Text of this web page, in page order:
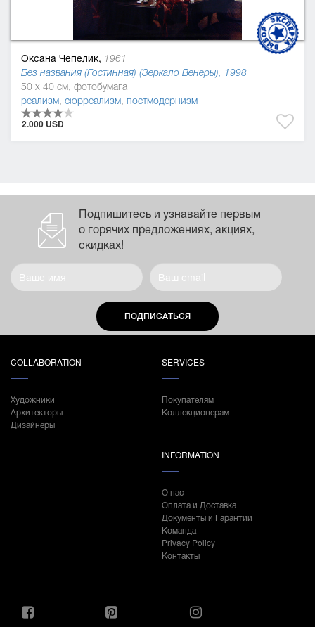
Оксана Чепелик, 1961
Без названия (Гостинная) (Зеркало Венеры), 1998
50 x 40 см, фотобумага
реализм, сюрреализм, постмодернизм
2.000 USD
Подпишитесь и узнавайте первым
о горячих предложениях, акциях,
скидках!
ПОДПИСАТЬСЯ
COLLABORATION
Художники
Архитекторы
Дизайнеры
SERVICES
Покупателям
Коллекционерам
INFORMATION
О нас
Оплата и Доставка
Документы и Гарантии
Команда
Privacy Policy
Контакты